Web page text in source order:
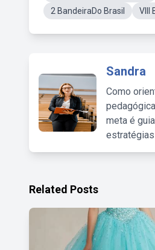
2 BandeiraDo Brasil
VIII
Sandra
Como
meta é
Related Posts